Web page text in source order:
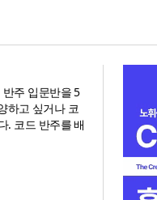
반주 입문반을 5
하고 싶거나 코
. 코드 반주를 배